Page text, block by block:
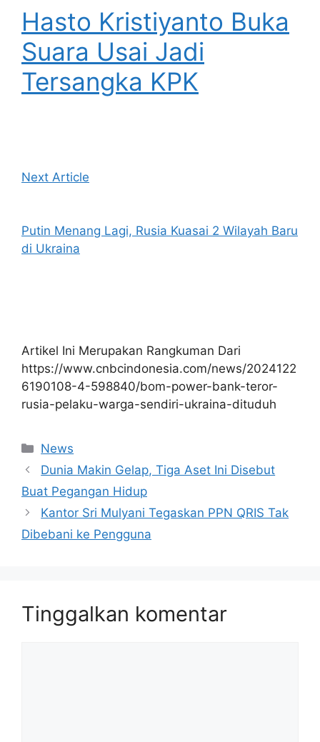
Hasto Kristiyanto Buka
Suara Usai Jadi
Tersangka KPK
Next Article
Putin Menang Lagi, Rusia Kuasai 2 Wilayah Baru
di Ukraina
Artikel Ini Merupakan Rangkuman Dari
https://www.cnbcindonesia.com/news/2024122
6190108-4-598840/bom-power-bank-teror-
rusia-pelaku-warga-sendiri-ukraina-dituduh
Kategori
News
Dunia Makin Gelap, Tiga Aset Ini Disebut
Buat Pegangan Hidup
Kantor Sri Mulyani Tegaskan PPN QRIS Tak
Dibebani ke Pengguna
Tinggalkan komentar